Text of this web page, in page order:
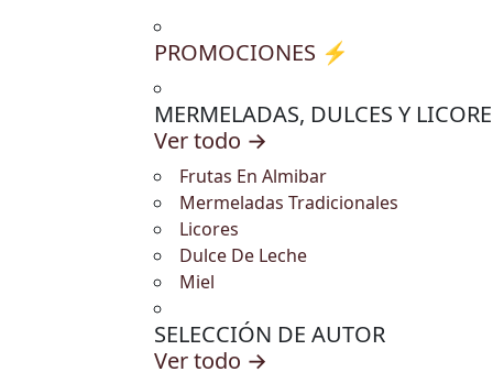
PROMOCIONES ⚡
MERMELADAS, DULCES Y
Ver todo →
Frutas En Almibar
Mermeladas Tradicionales
Licores
Dulce De Leche
Miel
SELECCIÓN DE AUTOR
Ver todo →